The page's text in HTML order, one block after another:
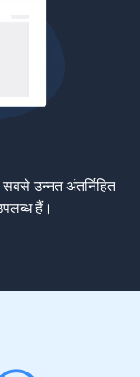
उन्नत अंतर्निहित
हैं।